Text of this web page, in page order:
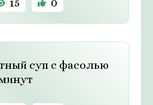
15 0
суп с фасолью